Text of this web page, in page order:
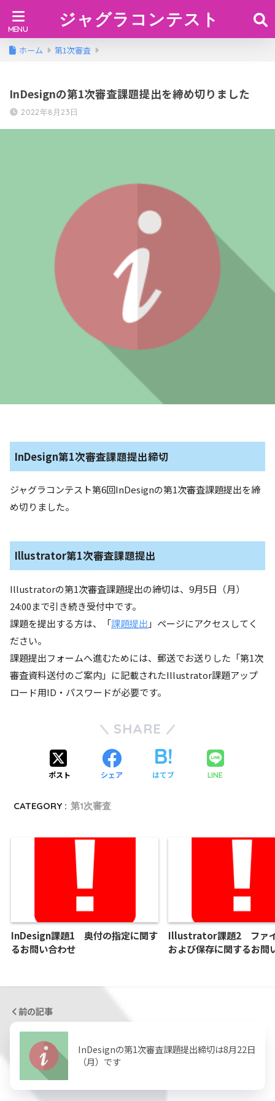
ジャグラコンテスト
ホーム 第1次審査
InDesignの第1次審査課題提出を締め切りました
2022年8月23日
InDesign第1次審査課題提出締切
ジャグラコンテスト第6回InDesignの第1次審査課題提出を締
め切りました。
Illustrator第1次審査課題提出
Illustratorの第1次審査課題提出の締切は、9月5日（月）
24:00まで引き続き受付中です。
課題を提出する方は、「課題提出 」ページにアクセスしてく
ださい。
課題提出フォームへ進むためには、郵送でお送りした「第1次
審査資料送付のご案内」に記載されたIllustrator課題アップ
ロード用ID・パスワードが必要です。
SHARE
ポスト シェア はてブ LINE
CATEGORY : 第1次審査
InDesign課題1 奥付の指定に関す
るお問い合わせ
Illustrator課題2 ファ
および保存に関するお問
前の記事
InDesignの第1次審査課題提出締切は8月22日
（月）です